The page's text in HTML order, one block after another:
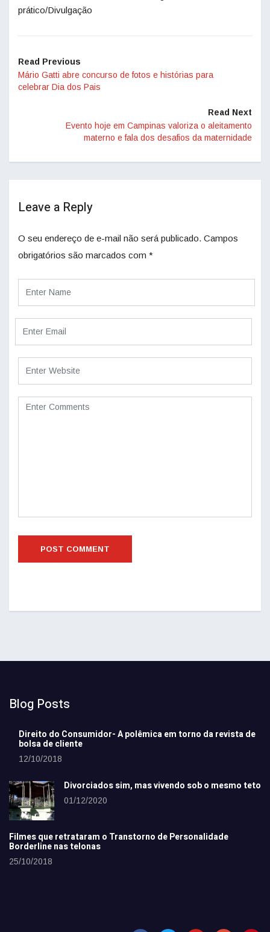
prático/Divulgação
Read Previous
Mário Gatti abre concurso de fotos e histórias para
celebrar Dia dos Pais
Read Next
Evento hoje em Campinas valoriza o aleitamento
materno e fala dos desafios da maternidade
Leave a Reply
O seu endereço de e-mail não será publicado. Campos
obrigatórios são marcados com *
Blog Posts
Direito do Consumidor- A polêmica em torno da revista de
bolsa de cliente
12/10/2018
Divorciados sim, mas vivendo sob o mesmo teto
01/12/2020
Filmes que retrataram o Transtorno de Personalidade
Borderline nas telonas
25/10/2018